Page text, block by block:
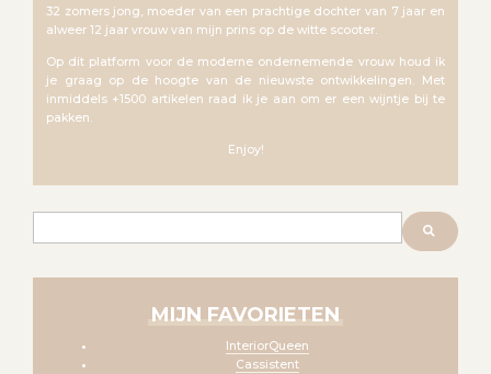
32 zomers jong, moeder van een prachtige dochter van 7 jaar en
alweer 12 jaar vrouw van mijn prins op de witte scooter.
Op dit platform voor de moderne ondernemende vrouw houd ik
je graag op de hoogte van de nieuwste ontwikkelingen. Met
inmiddels +1500 artikelen raad ik je aan om er een wijntje bij te
pakken.
Enjoy!
MIJN FAVORIETEN
InteriorQueen
Cassistent